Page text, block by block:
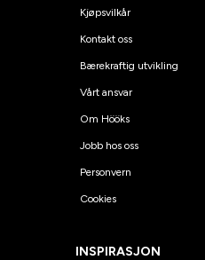
Kjøpsvilkår
Kontakt oss
Bærekraftig utvikling
Vårt ansvar
Om Hööks
Jobb hos oss
Personvern
Cookies
INSPIRASJON